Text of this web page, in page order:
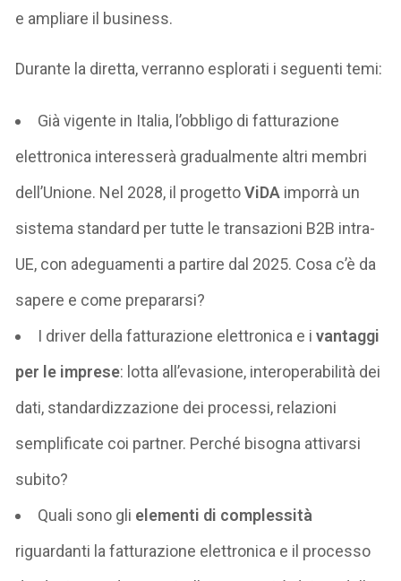
e ampliare il business.
Durante la diretta, verranno esplorati i seguenti temi:
Già vigente in Italia, l’obbligo di fatturazione
elettronica interesserà gradualmente altri membri
dell’Unione. Nel 2028, il progettoViDA imporrà un
sistema standard per tutte le transazioni B2B intra-
UE, con adeguamenti a partire dal 2025. Cosa c’è da
sapere e come prepararsi?
I driver della fatturazione elettronica e ivantaggi
per le imprese: lotta all’evasione, interoperabilità dei
dati, standardizzazione dei processi, relazioni
semplificate coi partner. Perché bisogna attivarsi
subito?
Quali sono gli elementi di complessità
riguardanti la fatturazione elettronica e il processo